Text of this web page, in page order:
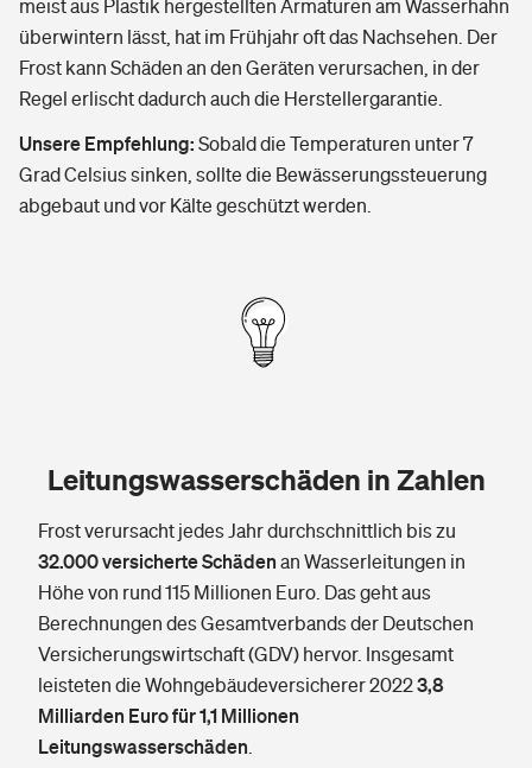
meist aus Plastik hergestellten Armaturen am Wasserhahn
überwintern lässt, hat im Frühjahr oft das Nachsehen. Der
Frost kann Schäden an den Geräten verursachen, in der
Regel erlischt dadurch auch die Herstellergarantie.
Unsere Empfehlung: Sobald die Temperaturen unter 7
Grad Celsius sinken, sollte die Bewässerungssteuerung
abgebaut und vor Kälte geschützt werden.
Leitungswasserschäden in Zahlen
Frost verursacht jedes Jahr durchschnittlich bis zu
32.000 versicherte Schäden an Wasserleitungen in
Höhe von rund 115 Millionen Euro. Das geht aus
Berechnungen des Gesamtverbands der Deutschen
Versicherungswirtschaft (GDV) hervor. Insgesamt
leisteten die Wohngebäudeversicherer 20223,8
Milliarden Euro für 1,1 Millionen
Leitungswasserschäden